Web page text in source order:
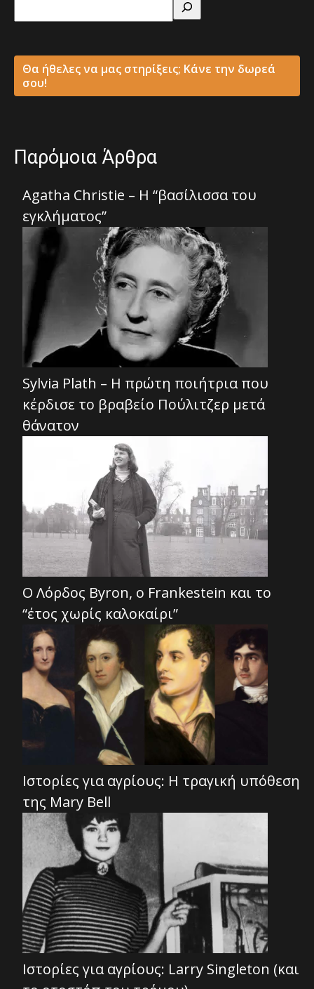
Θα ήθελες να μας στηρίξεις; Κάνε την δωρεά
σου!
Παρόμοια Άρθρα
Agatha Christie – Η “βασίλισσα του
εγκλήματος”
Sylvia Plath – Η πρώτη ποιήτρια που
κέρδισε το βραβείο Πούλιτζερ μετά
θάνατον
Ο Λόρδος Byron, ο Frankestein και το
“έτος χωρίς καλοκαίρι”
Ιστορίες για αγρίους: Η τραγική υπόθεση
της Mary Bell
Ιστορίες για αγρίους: Larry Singleton (και